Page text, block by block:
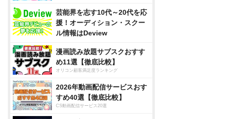
芸能界を志す10代～20代を応
援！オーディション・スクー
ル情報はDeview
漫画読み放題サブスクおすす
め11選【徹底比較】
オリコン顧客満足度ランキング
2026年動画配信サービスおす
すめ40選【徹底比較】
CS動画配信サービス20選